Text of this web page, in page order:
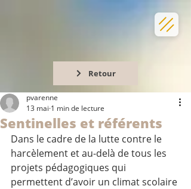
Retour
Sentinelles et référents
pvarenne
13 mai 1 min de lecture
Dans le cadre de la lutte contre le
harcèlement et au-delà de tous les
projets pédagogiques qui
permettent d’avoir un climat scolaire